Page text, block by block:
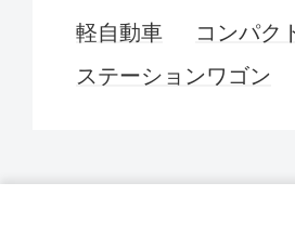
軽自動車 コンパク
ステーションワゴン